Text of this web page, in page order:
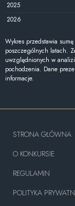
2025
2026
Wykres przedstawia
poszczególnych latach.
uwzględnionych w
pochodzenia. Dane
informacje.
STRONA GŁÓWNA
O KONKURSIE
REGULAMIN
POLITYKA